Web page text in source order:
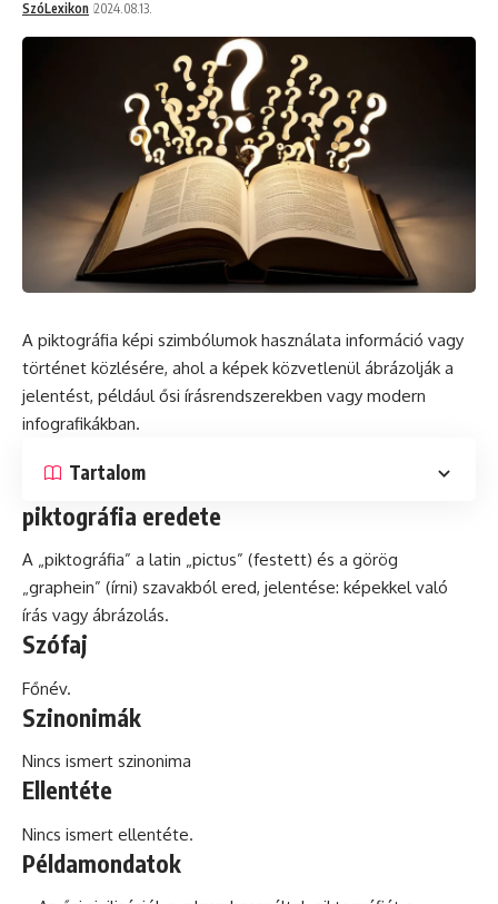
SzóLexikon 2024.08.13.
A piktográfia képi szimbólumok használata információ vagy
történet közlésére, ahol a képek közvetlenül ábrázolják a
jelentést, például ősi írásrendszerekben vagy modern
infografikákban.
Tartalom
piktográfia eredete
A „piktográfia” a latin „pictus” (festett) és a görög
„graphein” (írni) szavakból ered, jelentése: képekkel való
írás vagy ábrázolás.
Szófaj
Főnév.
Szinonimák
Nincs ismert szinonima
Ellentéte
Nincs ismert ellentéte.
Példamondatok